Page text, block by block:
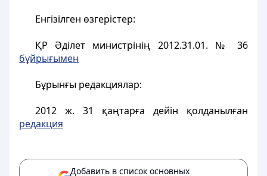
Енгізілген өзгерістер:
ҚР Әділет министрінің 2012.31.01. № 36
бұйрығымен
Бұрынғы редакциялар:
2012 ж. 31 қаңтарға дейін қолданылған
редакция
Добавить в список основных